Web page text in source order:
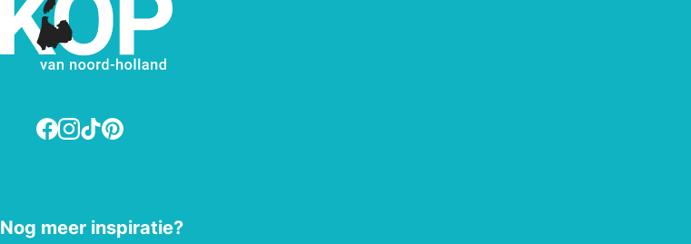
Facebook
Instagram
TikTokPinterest
Nog meer inspiratie?